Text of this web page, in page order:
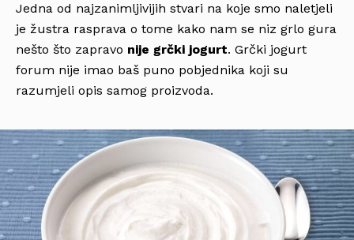
Jedna od najzanimljivijih stvari na koje smo naletjeli
je žustra rasprava o tome kako nam se niz grlo gura
nešto što zapravo nije grčki jogurt. Grčki jogurt
forum nije imao baš puno pobjednika koji su
razumjeli opis samog proizvoda.